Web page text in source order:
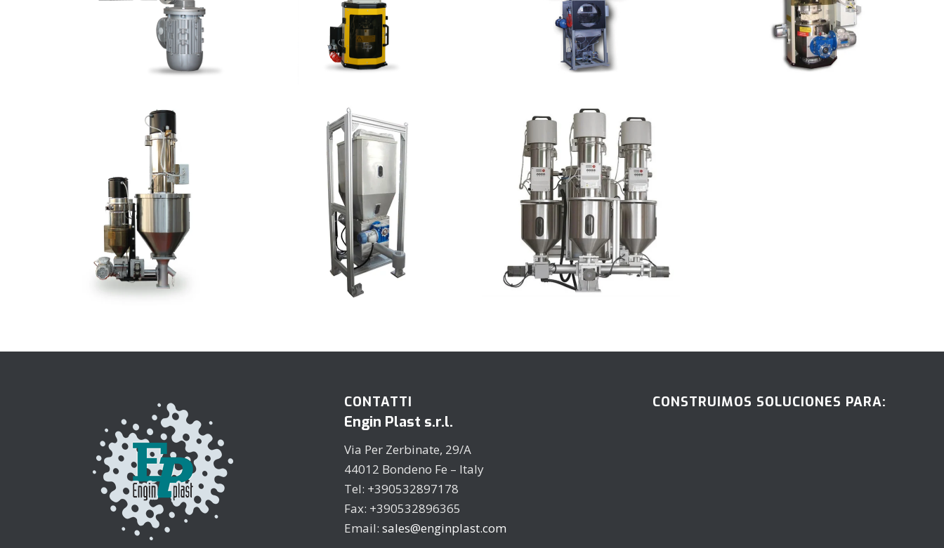
DOSIFICADOR
GRAVIMÉTRICO – DG 15
DOSIFICADOR
GRAVIMÉTRICO – DG1SP
DOSIFICADOR
GRAVIMÉTRICO – CWS 2023
CONTATTI
Engin Plast s.r.l.
Via Per Zerbinate, 29/A
44012 Bondeno Fe – Italy
Tel: +390532897178
Fax: +390532896365
Email: sales@enginplast.com
CONSTRUIMOS SOLUCIONES PARA: